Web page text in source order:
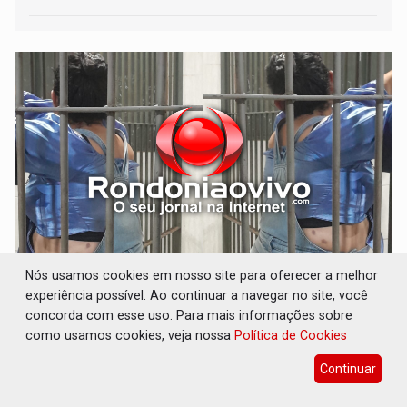
VÍDEO: Perseguição é registrada no
shopping após colombiana furtar celular de
menina
Polícia 08 de Agosto de 2026 às 21:33
Mulher tentou escapar correndo para a área externa
Nós usamos cookies em nosso site para oferecer a melhor
experiência possível. Ao continuar a navegar no site, você
concorda com esse uso. Para mais informações sobre
como usamos cookies, veja nossa Política de Cookies
Continuar